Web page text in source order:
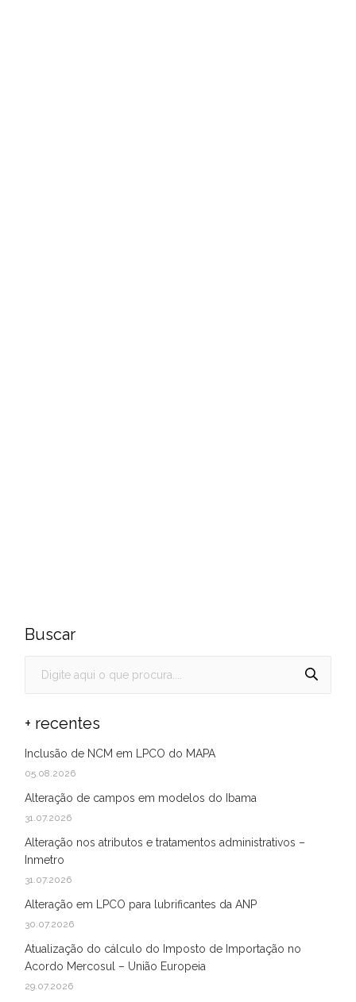
Buscar
+ recentes
Inclusão de NCM em LPCO do MAPA
05.08.2026
Alteração de campos em modelos do Ibama
31.07.2026
Alteração nos atributos e tratamentos administrativos –
Inmetro
31.07.2026
Alteração em LPCO para lubrificantes da ANP
30.07.2026
Atualização do cálculo do Imposto de Importação no
Acordo Mercosul – União Europeia
29.07.2026